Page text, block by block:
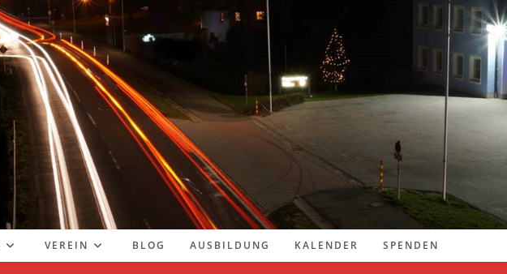
VEREIN BLOG AUSBILDUNG KALENDER SPENDEN